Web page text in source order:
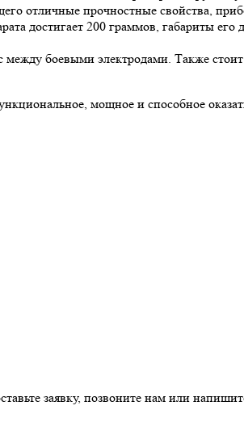
отличные прочностные свойства,
достигает 200 граммов, габариты
боевыми электродами. Также
мощное и способное
заявку, позвоните нам или